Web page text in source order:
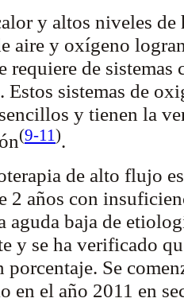
y altos niveles
aire y oxígeno
requiere de
Estos sistemas de
y tienen la
(9-11).
de alto flujo
2 años con
aguda baja de
y se ha verificado
porcentaje. Se
en el año 2011 en